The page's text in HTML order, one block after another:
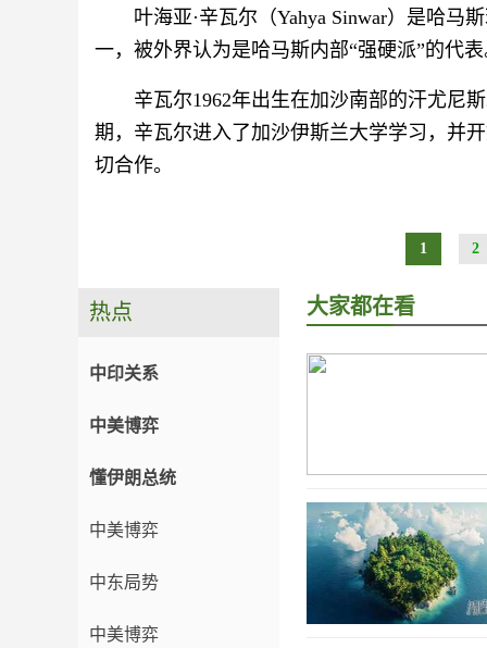
叶海亚·辛瓦尔（Yahya Sinwar）是哈马
一，被外界认为是哈马斯内部“强硬派”的代
辛瓦尔1962年出生在加沙南部的汗尤尼
期，辛瓦尔进入了加沙伊斯兰大学学习，并
切合作。
1 2
热点
中印关系
中美博弈
懂伊朗总统
中美博弈
中东局势
中美博弈
大家都在看